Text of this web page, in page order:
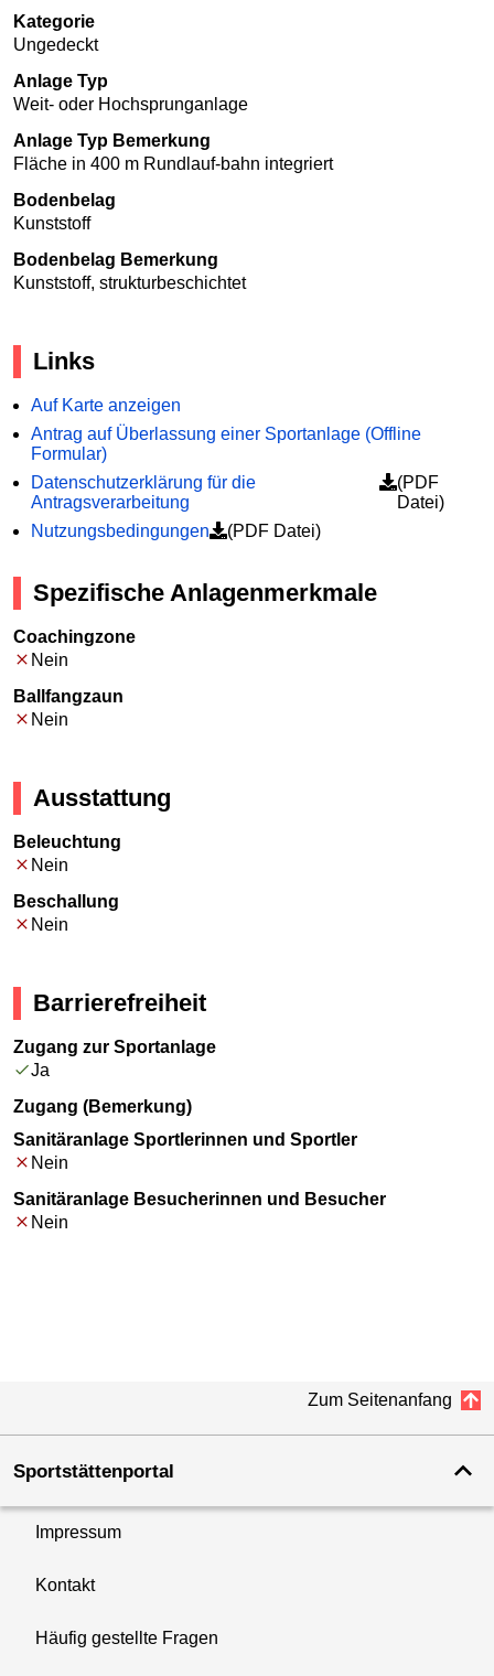
Kategorie
Ungedeckt
Anlage Typ
Weit- oder Hochsprunganlage
Anlage Typ Bemerkung
Fläche in 400 m Rundlauf-bahn integriert
Bodenbelag
Kunststoff
Bodenbelag Bemerkung
Kunststoff, strukturbeschichtet
Links
Auf Karte anzeigen
Antrag auf Überlassung einer Sportanlage (Offline
Formular)
Datenschutzerklärung für die
Antragsverarbeitung
(PDF
Datei)
Nutzungsbedingungen
(PDF Datei)
Spezifische Anlagenmerkmale
Coachingzone
Nein
Ballfangzaun
Nein
Ausstattung
Beleuchtung
Nein
Beschallung
Nein
Barrierefreiheit
Zugang zur Sportanlage
Ja
Zugang (Bemerkung)
Sanitäranlage Sportlerinnen und Sportler
Nein
Sanitäranlage Besucherinnen und Besucher
Nein
Zum Seitenanfang
Sportstättenportal
Impressum
Kontakt
Häufig gestellte Fragen